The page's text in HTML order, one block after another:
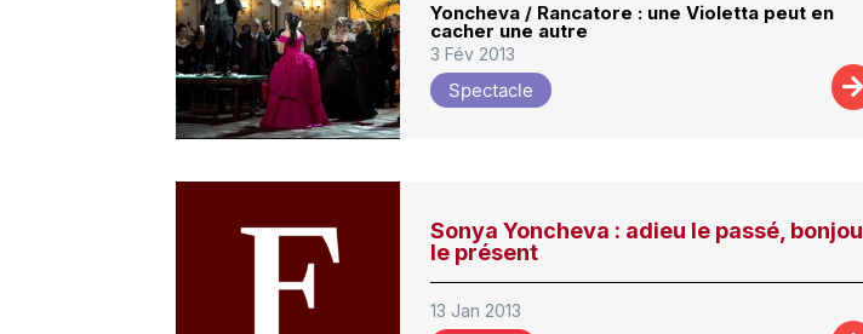
Yoncheva / Rancatore : une Violetta peut en
cacher une autre
3 Fév 2013
Spectacle
Sonya Yoncheva : adieu le passé,
le présent
13 Jan 2013